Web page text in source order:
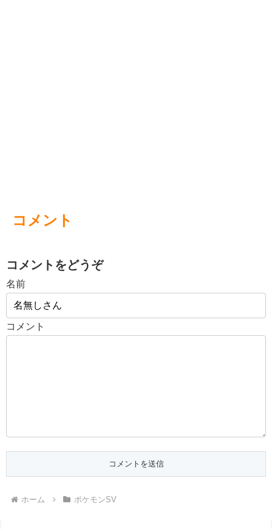
コメント
コメントをどうぞ
名前
コメント
ホーム ポケモンSV